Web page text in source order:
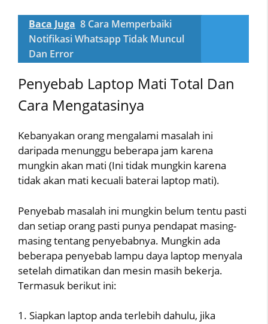
Baca Juga 8 Cara Memperbaiki
Notifikasi Whatsapp Tidak Muncul
Dan Error
Penyebab Laptop Mati Total Dan
Cara Mengatasinya
Kebanyakan orang mengalami masalah ini
daripada menunggu beberapa jam karena
mungkin akan mati (Ini tidak mungkin karena
tidak akan mati kecuali baterai laptop mati).
Penyebab masalah ini mungkin belum tentu pasti
dan setiap orang pasti punya pendapat masing-
masing tentang penyebabnya. Mungkin ada
beberapa penyebab lampu daya laptop menyala
setelah dimatikan dan mesin masih bekerja.
Termasuk berikut ini:
1. Siapkan laptop anda terlebih dahulu, jika